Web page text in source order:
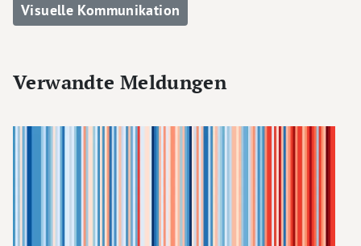
Visuelle Kommunikation
Verwandte Meldungen